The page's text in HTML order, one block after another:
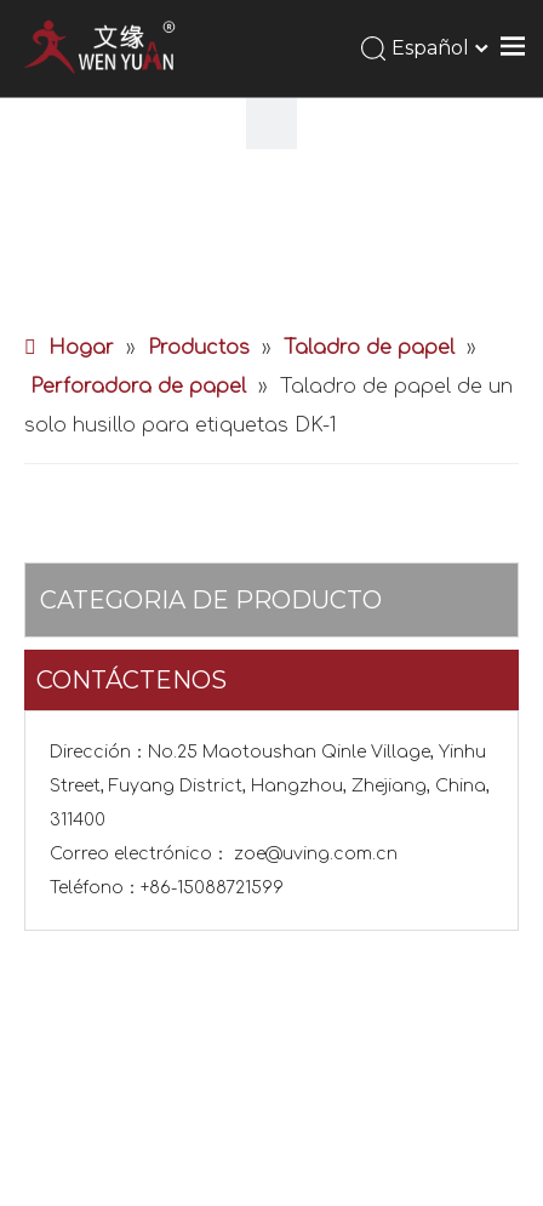
Español
Hogar » Productos » Taladro de papel »
Perforadora de papel »
Taladro de papel de un
solo husillo para etiquetas DK-1
CATEGORIA DE PRODUCTO
CONTÁCTENOS
Dirección：No.25 Maotoushan Qinle Village, Yinhu
Street, Fuyang District, Hangzhou, Zhejiang, China,
311400
Correo electrónico： zoe@uving.com.cn
Teléfono：+86-15088721599